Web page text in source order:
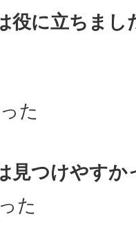
役に立ちまし
た
見つけやすか
た